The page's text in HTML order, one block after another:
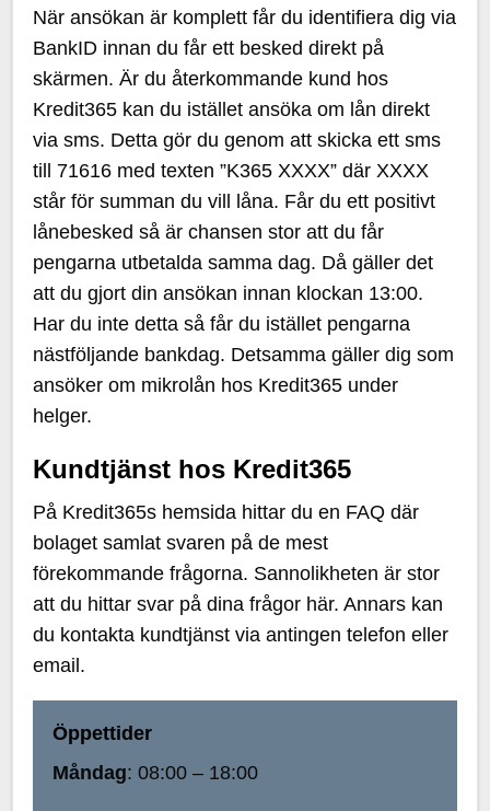
När ansökan är komplett får du identifiera dig via
BankID innan du får ett besked direkt på
skärmen. Är du återkommande kund hos
Kredit365 kan du istället ansöka om lån direkt
via sms. Detta gör du genom att skicka ett sms
till 71616 med texten ”K365 XXXX” där XXXX
står för summan du vill låna. Får du ett positivt
lånebesked så är chansen stor att du får
pengarna utbetalda samma dag. Då gäller det
att du gjort din ansökan innan klockan 13:00.
Har du inte detta så får du istället pengarna
nästföljande bankdag. Detsamma gäller dig som
ansöker om mikrolån hos Kredit365 under
helger.
Kundtjänst hos Kredit365
På Kredit365s hemsida hittar du en FAQ där
bolaget samlat svaren på de mest
förekommande frågorna. Sannolikheten är stor
att du hittar svar på dina frågor här. Annars kan
du kontakta kundtjänst via antingen telefon eller
email.
Öppettider
Måndag: 08:00 – 18:00